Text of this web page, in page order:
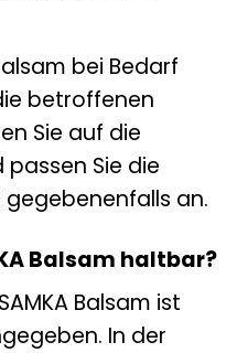
bei Bedarf
betroffenen
Sie auf die
passen Sie die
an.
Balsam haltbar?
Balsam ist
In der